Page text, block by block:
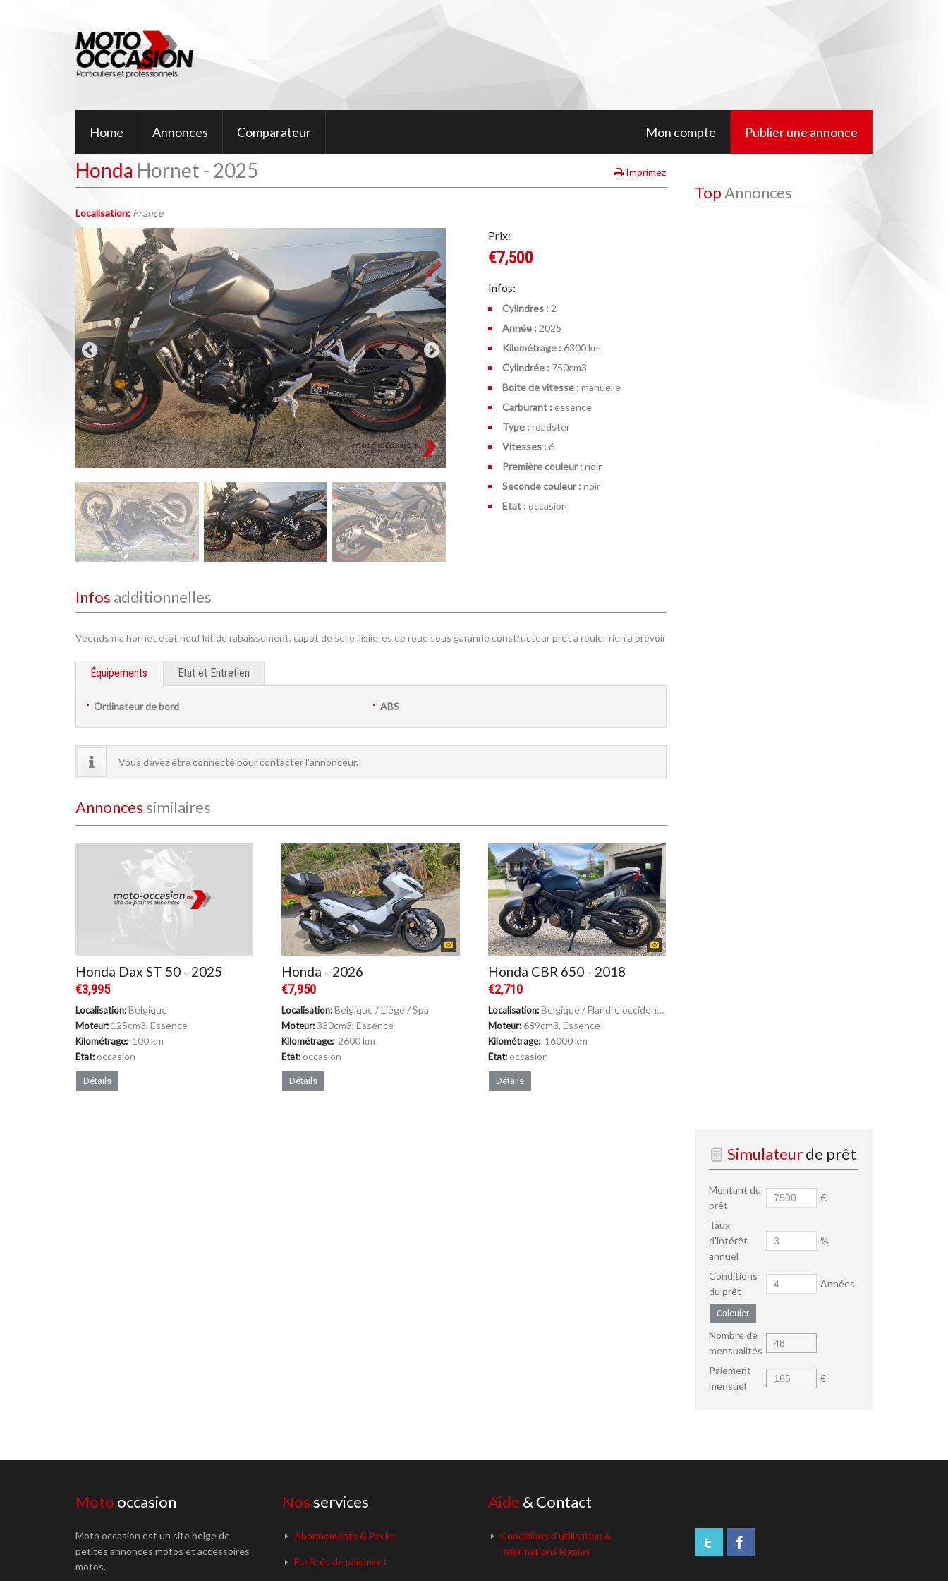
Home Annonces Comparateur Publier une annonce
Mon compte
Honda Hornet - 2025 Imprimez
Localisation: France
Prix:
€7,500
Infos:
Cylindres : 2
Année : 2025
Kilométrage : 6300 km
Cylindrée : 750cm3
Boite de vitesse : manuelle
Carburant : essence
Type : roadster
Vitesses : 6
Première couleur : noir
Seconde couleur : noir
Etat : occasion
Infos additionnelles
Veends ma hornet etat neuf kit de rabaissement, capot de selle ,lisiieres de roue sous garanrie constructeur pret a rouler rien a prevoir
Équipements Etat et Entretien
Ordinateur de bord ABS
Vous devez être connecté pour contacter l'annonceur.
Annonces similaires
Honda Dax ST 50 - 2025
€3,995
Localisation:Belgique
Moteur: 125cm3, Essence
Kilométrage: 100 km
Etat:occasion
Détails
Honda - 2026
€7,950
Localisation:Belgique / Liège / Spa
Moteur:330cm3, Essence
Kilométrage: 2600 km
Etat:occasion
Détails
Honda CBR 650 - 2018
€2,710
Localisation:Belgique / Flandre occidentale / Poperinge
Moteur:689cm3, Essence
Kilométrage:16000 km
Etat:occasion
Détails
TopAnnonces
Simulateurde prêt
Montant du
prêt
€
Taux
d'intérêt
annuel
%
Conditions
du prêt
Années
Calculer
Nombre de
mensualités
Paiement
mensuel
€
Moto occasion
Moto occasion est un site belge de
petites annonces motos et accessoires
motos.
Nos services
Abonnements & Packs
Facilités de paiement
Aide & Contact
Conditions d’utilisation &
Informations légales